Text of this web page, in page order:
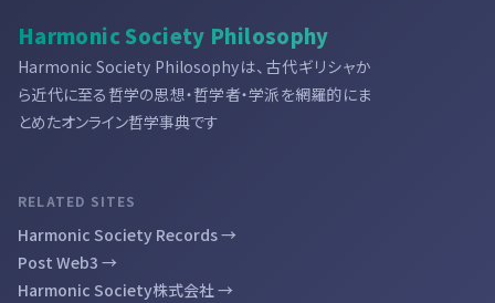
Harmonic Society Philosophy
Harmonic Society Philosophyは、古代ギリシャか
ら近代に至る哲学の思想・哲学者・学派を網羅的にま
とめたオンライン哲学事典です
RELATED SITES
Harmonic Society Records →
Post Web3 →
Harmonic Society株式会社 →